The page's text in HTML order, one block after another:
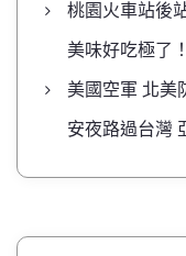
桃園火車站後
美味好吃極了
美國空軍 北美
安夜路過台灣